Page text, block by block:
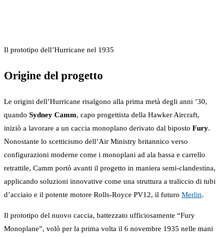
Il prototipo dell’Hurricane nel 1935
Origine del progetto
Le origini dell’Hurricane risalgono alla prima metà degli anni ’30,
quando Sydney Camm, capo progettista della Hawker Aircraft,
iniziò a lavorare a un caccia monoplano derivato dal biposto Fury.
Nonostante lo scetticismo dell’Air Ministry britannico verso
configurazioni moderne come i monoplani ad ala bassa e carrello
retrattile, Camm portò avanti il progetto in maniera semi-clandestina,
applicando soluzioni innovative come una struttura a traliccio di tubi
d’acciaio e il potente motore Rolls-Royce PV12, il futuro Merlin.
Il prototipo del nuovo caccia, battezzato ufficiosamente “Fury
Monoplane”, volò per la prima volta il 6 novembre 1935 nelle mani